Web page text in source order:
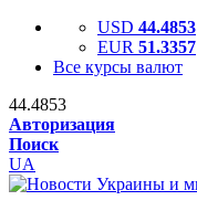
USD 44.4853
EUR 51.3357
Все курсы валют
44.4853
Авторизация
Поиск
UA